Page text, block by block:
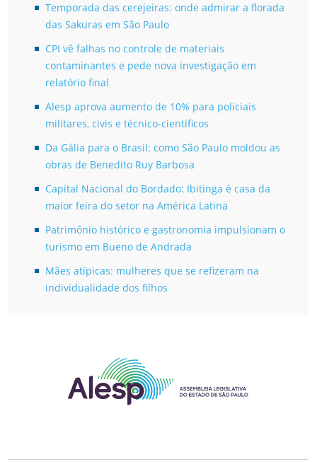
Temporada das cerejeiras: onde admirar a florada
das Sakuras em São Paulo
CPI vê falhas no controle de materiais
contaminantes e pede nova investigação em
relatório final
Alesp aprova aumento de 10% para policiais
militares, civis e técnico-científicos
Da Gália para o Brasil: como São Paulo moldou as
obras de Benedito Ruy Barbosa
Capital Nacional do Bordado: Ibitinga é casa da
maior feira do setor na América Latina
Patrimônio histórico e gastronomia impulsionam o
turismo em Bueno de Andrada
Mães atípicas: mulheres que se refizeram na
individualidade dos filhos